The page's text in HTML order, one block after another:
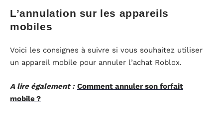
L’annulation sur les appareils
mobiles
Voici les consignes à suivre si vous souhaitez utiliser
un appareil mobile pour annuler l’achat Roblox.
A lire également : Comment annuler son forfait
mobile ?